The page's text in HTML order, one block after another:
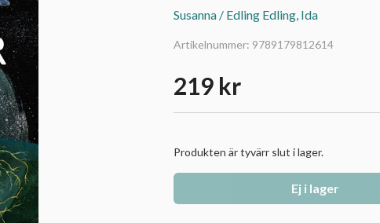
Susanna / Edling Edling, Ida
Artikelnummer: 9789179812614
219 kr
Produkten är tyvärr slut i lager.
Ej i lager